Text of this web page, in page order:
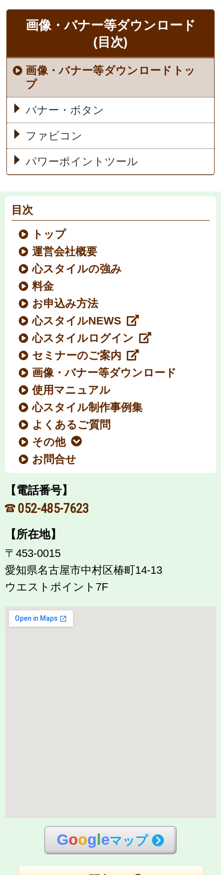
画像・バナー等ダウンロード
(目次)
画像・バナー等ダウンロードトッ
プ
バナー・ボタン
ファビコン
パワーポイントツール
目次
トップ
運営会社概要
心スタイルの強み
料金
お申込み方法
心スタイルNEWS
心スタイルログイン
セミナーのご案内
画像・バナー等ダウンロード
使用マニュアル
心スタイル制作事例集
よくあるご質問
その他
お問合せ
【電話番号】
052-485-7623
【所在地】
〒453-0015
愛知県名古屋市中村区椿町14-13
ウエストポイント7F
Googleマップ